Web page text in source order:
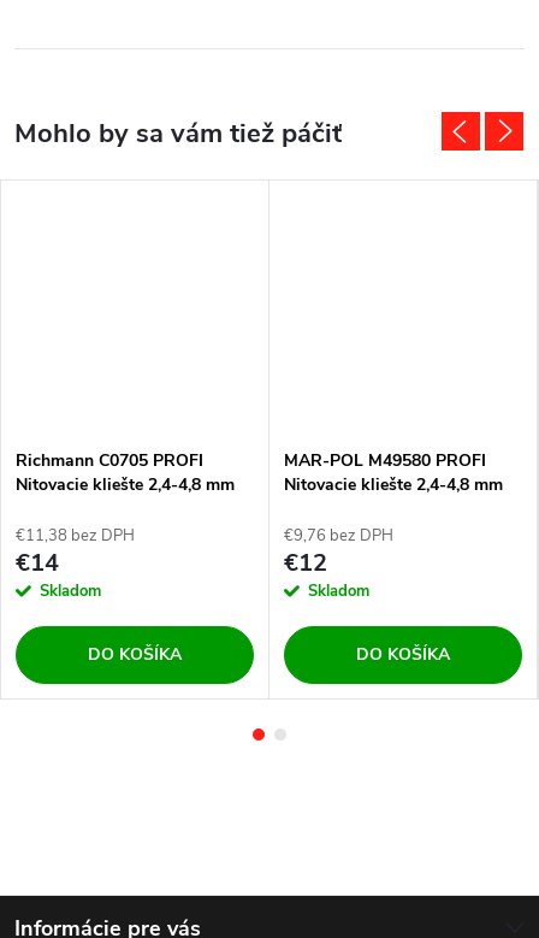
Richmann C0705 PROFI
Nitovacie kliešte 2,4-4,8 mm
€11,38 bez DPH
€14
Skladom
DO KOŠÍKA
MAR-POL M49580 PROFI
Nitovacie kliešte 2,4-4,8 mm
€9,76 bez DPH
€12
Skladom
DO KOŠÍKA
ZInformácie pre vás